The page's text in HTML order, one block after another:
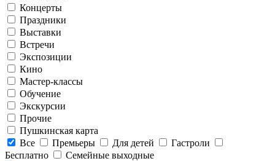
Концерты
Праздники
Выставки
Встречи
Экспозиции
Кино
Мастер-классы
Обучение
Экскурсии
Прочие
Пушкинская карта
Все
Премьеры Для детей
Гастроли
Бесплатно
Семейные выходные